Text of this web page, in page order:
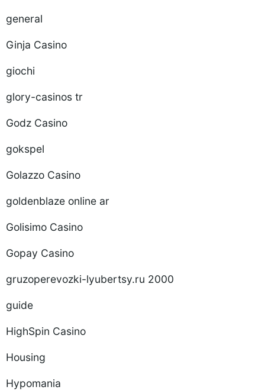
general
Ginja Casino
giochi
glory-casinos tr
Godz Casino
gokspel
Golazzo Casino
goldenblaze online ar
Golisimo Casino
Gopay Casino
gruzoperevozki-lyubertsy.ru 2000
guide
HighSpin Casino
Housing
Hypomania